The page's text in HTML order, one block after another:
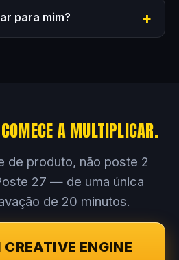
para mim?
COMECE A MULTIPLICAR.
de produto, não poste 2
27 — de uma única
de 20 minutos.
CREATIVE ENGINE